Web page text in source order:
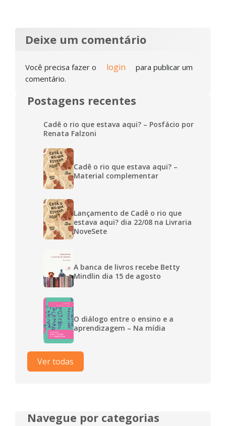
Deixe um comentário
Você precisa fazer o login
para publicar um
comentário.
Postagens recentes
Cadê o rio que estava aqui? – Posfácio por
Renata Falzoni
Cadê o rio que estava aqui? –
Material complementar
Lançamento de Cadê o rio que
estava aqui? dia 22/08 na Livraria
NoveSete
A banca de livros recebe Betty
Mindlin dia 15 de agosto
O diálogo entre o ensino e a
aprendizagem – Na mídia
Ver todas
Navegue por categorias